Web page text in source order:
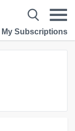
My Subscriptions